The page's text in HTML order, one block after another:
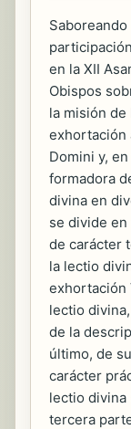
en la XII
Obispos
la misión de
exhortación
Domini y,
formadora
divina en
se divide
de carácter
la lectio
exhortación
lectio
de la
último, de
carácter
lectio divina
tercera